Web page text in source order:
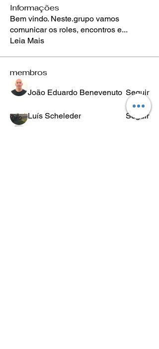
Informações
Bem vindo. Neste.grupo vamos
comunicar os roles, encontros e...
Leia Mais
membros
João Eduardo Benevenuto Seguir
Luís Scheleder
Seguir